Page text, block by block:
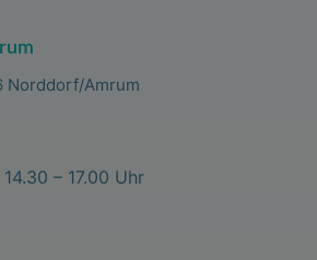
Norddorf/Amrum
– 17.00 Uhr